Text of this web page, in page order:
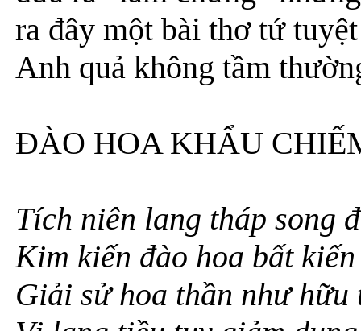
ra đây một bài thơ tứ
Anh quả không tầm
ĐÀO HOA KHẨU
Tích niên lang tháp song
Kim kiến đào hoa bất
Giải sử hoa thần như hữu